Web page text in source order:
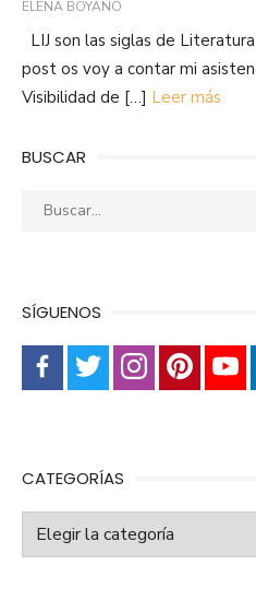
ELENA BOYANO
LIJ son las siglas de
post os voy a contar mi
Visibilidad de […] Leer más
BUSCAR
Buscar:
SÍGUENOS
CATEGORÍAS
Categorías